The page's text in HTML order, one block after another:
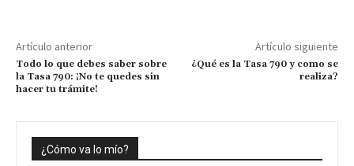
Artículo anterior
Todo lo que debes saber sobre
la Tasa 790: ¡No te quedes sin
hacer tu trámite!
Artículo siguiente
¿Qué es la Tasa 790 y como se
realiza?
¿Cómo va lo mío?